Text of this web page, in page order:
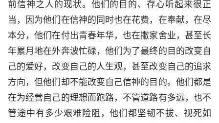
前信神之人的现状。他们的目的、存心听起来很正
当，因为他们在信神的同时也在花费，在奉献，在尽
本分，他们在付出青春年华，也在撇家舍业，甚至长
年累月地在外奔波忙碌，他们为了最终的目的改变自
己的爱好，改变自己的人生观，甚至改变自己的追求
方向，但他们却不能改变自己信神的目的。他们都是
在为经营自己的理想而跑路，不管道路有多远，也不
管途中有多少艰难险阻，他们都坚韧不拔、视死如